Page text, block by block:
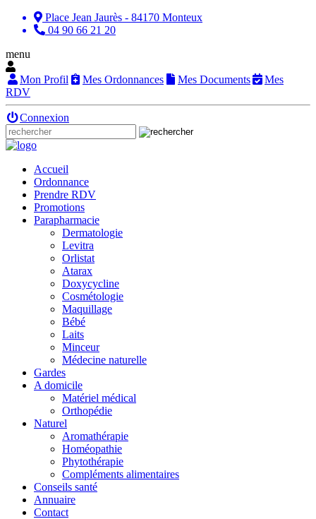
Place Jean Jaurès - 84170 Monteux
04 90 66 21 20
menu
Mon Profil Mes Ordonnances Mes Documents
Mes
RDV
Connexion
Accueil
Ordonnance
Prendre RDV
Promotions
Parapharmacie
Dermatologie
Levitra
Orlistat
Atarax
Doxycycline
Cosmétologie
Maquillage
Bébé
Laits
Minceur
Médecine naturelle
Gardes
A domicile
Matériel médical
Orthopédie
Naturel
Aromathérapie
Homéopathie
Phytothérapie
Compléments alimentaires
Conseils santé
Annuaire
Contact